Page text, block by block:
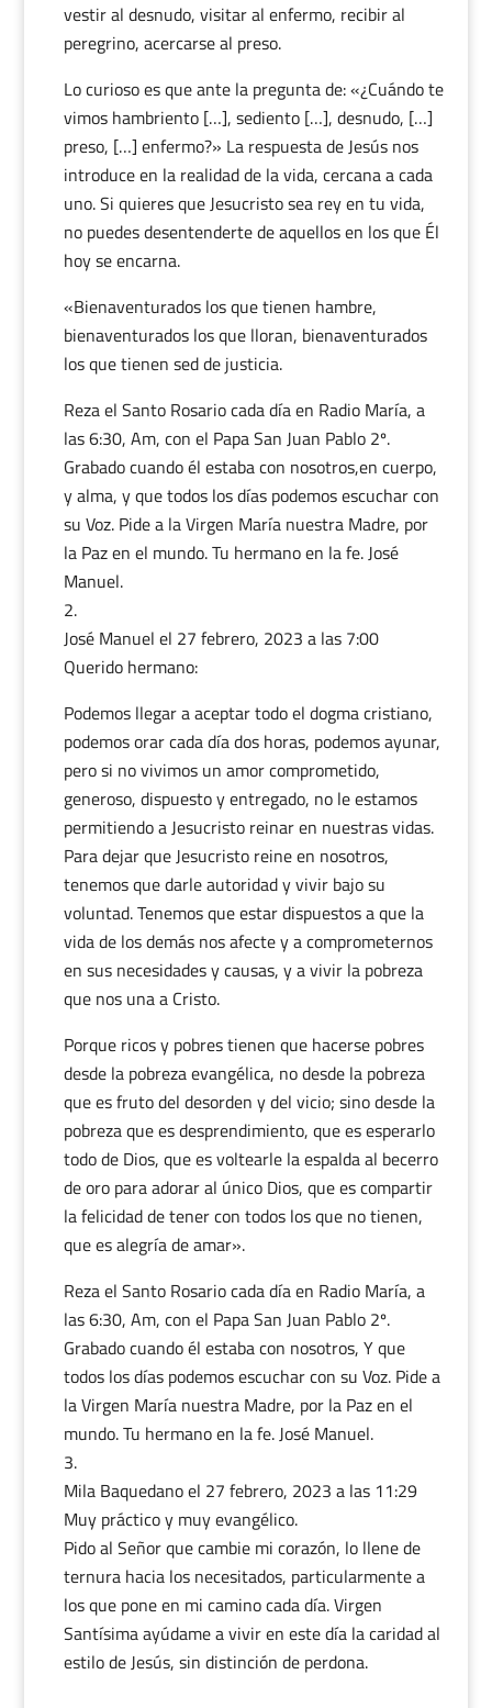
vestir al desnudo, visitar al enfermo, recibir al
peregrino, acercarse al preso.
Lo curioso es que ante la pregunta de: «¿Cuándo te
vimos hambriento […], sediento […], desnudo, […]
preso, […] enfermo?» La respuesta de Jesús nos
introduce en la realidad de la vida, cercana a cada
uno. Si quieres que Jesucristo sea rey en tu vida,
no puedes desentenderte de aquellos en los que Él
hoy se encarna.
«Bienaventurados los que tienen hambre,
bienaventurados los que lloran, bienaventurados
los que tienen sed de justicia.
Reza el Santo Rosario cada día en Radio María, a
las 6:30, Am, con el Papa San Juan Pablo 2º.
Grabado cuando él estaba con nosotros,en cuerpo,
y alma, y que todos los días podemos escuchar con
su Voz. Pide a la Virgen María nuestra Madre, por
la Paz en el mundo. Tu hermano en la fe. José
Manuel.
José Manuel el 27 febrero, 2023 a las 7:00
Querido hermano:
Podemos llegar a aceptar todo el dogma cristiano,
podemos orar cada día dos horas, podemos ayunar,
pero si no vivimos un amor comprometido,
generoso, dispuesto y entregado, no le estamos
permitiendo a Jesucristo reinar en nuestras vidas.
Para dejar que Jesucristo reine en nosotros,
tenemos que darle autoridad y vivir bajo su
voluntad. Tenemos que estar dispuestos a que la
vida de los demás nos afecte y a comprometernos
en sus necesidades y causas, y a vivir la pobreza
que nos una a Cristo.
Porque ricos y pobres tienen que hacerse pobres
desde la pobreza evangélica, no desde la pobreza
que es fruto del desorden y del vicio; sino desde la
pobreza que es desprendimiento, que es esperarlo
todo de Dios, que es voltearle la espalda al becerro
de oro para adorar al único Dios, que es compartir
la felicidad de tener con todos los que no tienen,
que es alegría de amar».
Reza el Santo Rosario cada día en Radio María, a
las 6:30, Am, con el Papa San Juan Pablo 2º.
Grabado cuando él estaba con nosotros, Y que
todos los días podemos escuchar con su Voz. Pide a
la Virgen María nuestra Madre, por la Paz en el
mundo. Tu hermano en la fe. José Manuel.
Mila Baquedanoel 27 febrero, 2023 a las 11:29
Muy práctico y muy evangélico.
Pido al Señor que cambie mi corazón, lo llene de
ternura hacia los necesitados, particularmente a
los que pone en mi camino cada día. Virgen
Santísima ayúdame a vivir en este día la caridad al
estilo de Jesús, sin distinción de perdona.